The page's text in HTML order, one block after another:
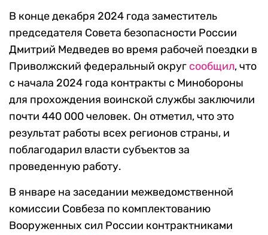
В конце декабря 2024 года заместитель
председателя Совета безопасности России
Дмитрий Медведев во время рабочей поездки в
Приволжский федеральный округ сообщил, что
с начала 2024 года контракты с Минобороны
для прохождения воинской службы заключили
почти 440 000 человек. Он отметил, что это
результат работы всех регионов страны, и
поблагодарил власти субъектов за
проведенную работу.
В январе на заседании межведомственной
комиссии Совбеза по комплектованию
Вооруженных сил России контрактниками